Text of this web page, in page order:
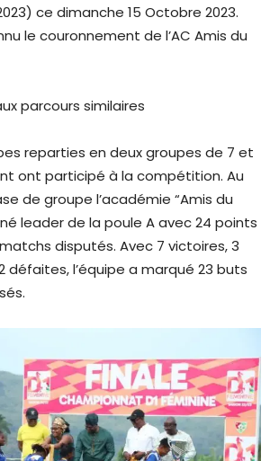
ce dimanche 15 Octobre 2023.
le couronnement de l’AC Amis du
parcours similaires
reparties en deux groupes de 7 et
ont participé à la compétition. Au
de groupe l’académie “Amis du
leader de la poule A avec 24 points
disputés. Avec 7 victoires, 3
défaites, l’équipe a marqué 23 buts